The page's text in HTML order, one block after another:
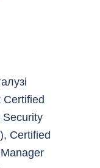
Certified
Security
Certified